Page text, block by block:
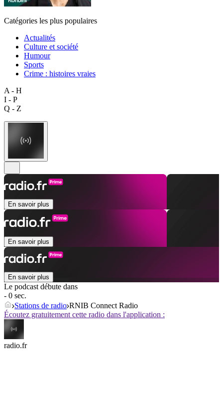
Catégories les plus populaires
Actualités
Culture et société
Humour
Sports
Crime : histoires vraies
A - H
I - P
Q - Z
En savoir plus
En savoir plus
En savoir plus
Le podcast débute dans
- 0 sec.
Stations de radio RNIB Connect Radio
Écoutez gratuitement cette radio dans l'application :
radio.fr